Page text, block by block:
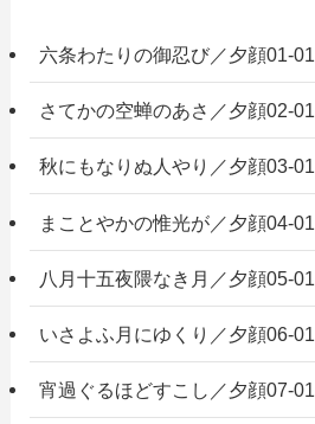
六条わたりの御忍び／夕顔01-01
さてかの空蝉のあさ／夕顔02-01
秋にもなりぬ人やり／夕顔03-01
まことやかの惟光が／夕顔04-01
八月十五夜隈なき月／夕顔05-01
いさよふ月にゆくり／夕顔06-01
宵過ぐるほどすこし／夕顔07-01